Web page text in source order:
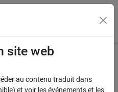
l'affichage du menu
coding standard compliance
site web
au contenu traduit dans
et voir les événements et les